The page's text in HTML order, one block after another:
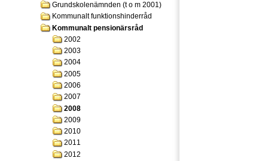
Grundskolenämnden (t o m 2001)
Kommunalt funktionshinderråd
Kommunalt pensionärsråd
2002
2003
2004
2005
2006
2007
2008
2009
2010
2011
2012